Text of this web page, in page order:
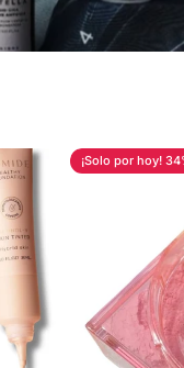
¡Solo por hoy!